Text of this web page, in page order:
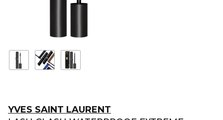
YVES SAINT LAURENT